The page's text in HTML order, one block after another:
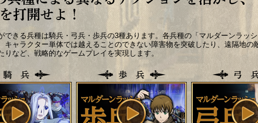
できる兵種は騎兵・弓兵・歩兵の3種あります。各兵種の「マルダーンラッ
キャラクター単体では越えることのできない障害物を突破したり、遠隔地の
りなど、戦略的なゲームプレイを実現します。